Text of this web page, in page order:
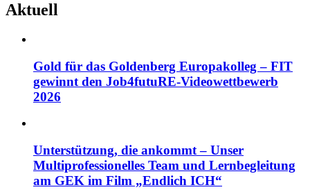
Aktuell
Gold für das Goldenberg Europakolleg – FIT
gewinnt den Job4futuRE-Videowettbewerb
2026
Unterstützung, die ankommt – Unser
Multiprofessionelles Team und Lernbegleitung
am GEK im Film „Endlich ICH“